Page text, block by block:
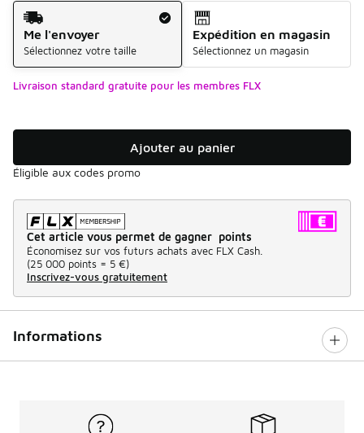
Mode d'expédition
Me l'envoyer
Sélectionnez votre taille
Expédition en magasin
Sélectionnez un magasin
Livraison standard gratuite pour les membres FLX
Ajouter au panier
Éligible aux codes promo
Cet article vous permet de gagner points
Économisez sur vos futurs achats avec FLX Cash.
(25 000 points = 5 €)
Inscrivez-vous gratuitement
Informations